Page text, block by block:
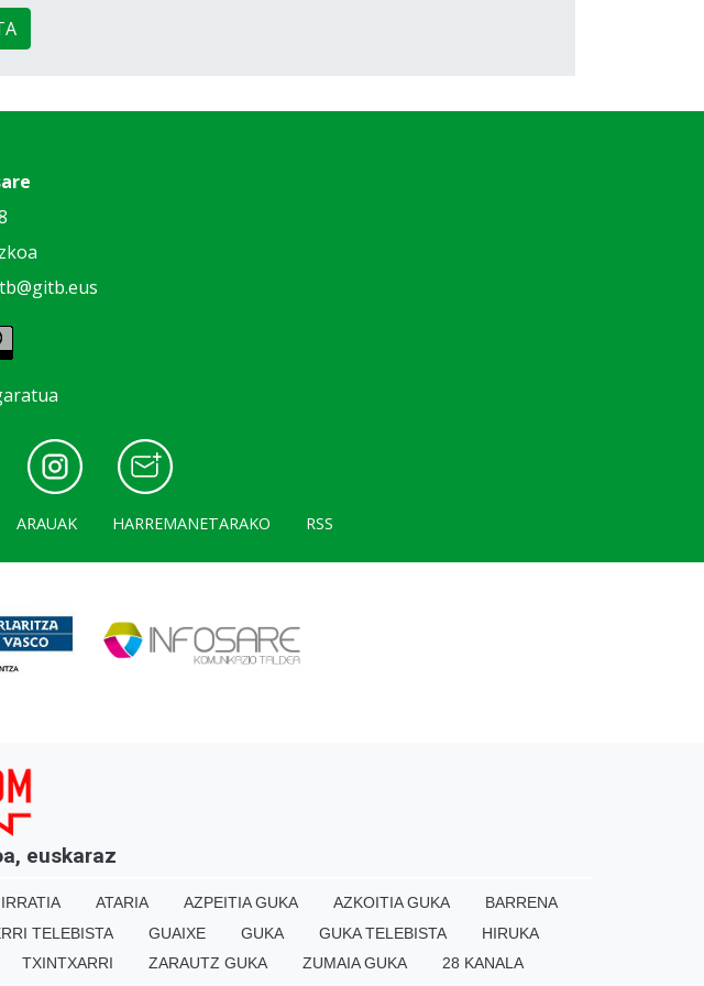
ARAUAK HARREMANETARAKO RSS
euskaraz
ATARIA AZPEITIA GUKA AZKOITIA GUKA
BARRENA
TELEBISTA GUAIXE GUKA GUKA TELEBISTA
HIRUKA
TXINTXARRI ZARAUTZ GUKA ZUMAIA GUKA 28 KANALA